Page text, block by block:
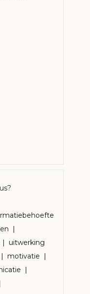
|
| uitwerking
| motivatie |
|